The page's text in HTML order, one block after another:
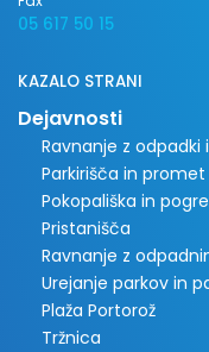
05 617 50 15
KAZALO STRANI
Dejavnosti
Ravnanje z
Parkirišča in promet
Pokopališka in
Pristanišča
Ravnanje z
Urejanje parkov in
Plaža Portorož
Tržnica